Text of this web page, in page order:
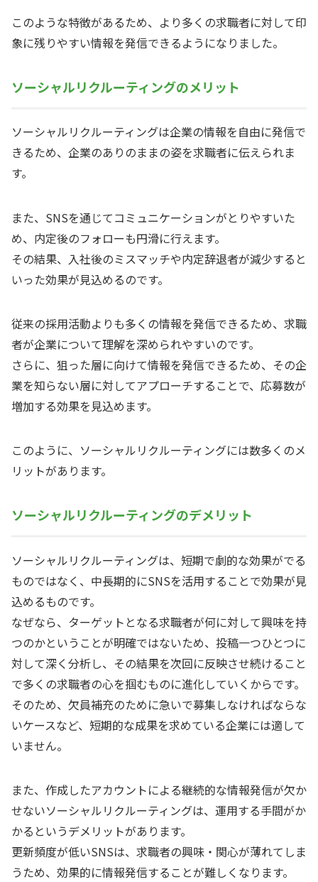
このような特徴があるため、より多くの求職者に対して印
象に残りやすい情報を発信できるようになりました。
ソーシャルリクルーティングのメリット
ソーシャルリクルーティングは企業の情報を自由に発信で
きるため、企業のありのままの姿を求職者に伝えられま
す。
また、SNSを通じてコミュニケーションがとりやすいた
め、内定後のフォローも円滑に行えます。
その結果、入社後のミスマッチや内定辞退者が減少すると
いった効果が見込めるのです。
従来の採用活動よりも多くの情報を発信できるため、求職
者が企業について理解を深められやすいのです。
さらに、狙った層に向けて情報を発信できるため、その企
業を知らない層に対してアプローチすることで、応募数が
増加する効果を見込めます。
このように、ソーシャルリクルーティングには数多くのメ
リットがあります。
ソーシャルリクルーティングのデメリット
ソーシャルリクルーティングは、短期で劇的な効果がでる
ものではなく、中長期的にSNSを活用することで効果が見
込めるものです。
なぜなら、ターゲットとなる求職者が何に対して興味を持
つのかということが明確ではないため、投稿一つひとつに
対して深く分析し、その結果を次回に反映させ続けること
で多くの求職者の心を掴むものに進化していくからです。
そのため、欠員補充のために急いで募集しなければならな
いケースなど、短期的な成果を求めている企業には適して
いません。
また、作成したアカウントによる継続的な情報発信が欠か
せないソーシャルリクルーティングは、運用する手間がか
かるというデメリットがあります。
更新頻度が低いSNSは、求職者の興味・関心が薄れてしま
うため、効果的に情報発信することが難しくなります。